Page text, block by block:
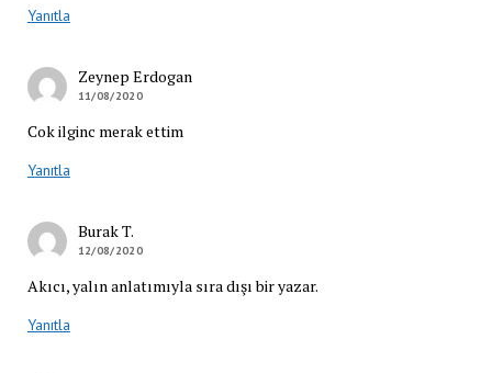
Yanıtla
Zeynep Erdogan
11/08/2020
Cok ilginc merak ettim
Yanıtla
Burak T.
12/08/2020
Akıcı, yalın anlatımıyla sıra dışı bir yazar.
Yanıtla